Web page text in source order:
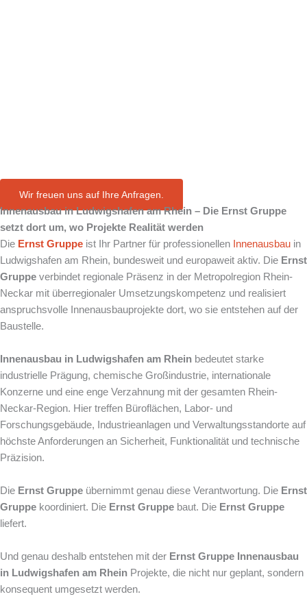
Wir freuen uns auf Ihre Anfragen.
Innenausbau inLudwigshafen am Rhein – Die Ernst Gruppe
setzt dort um, wo Projekte Realität werden
Die Ernst Gruppe ist Ihr Partner für professionellen Innenausbau in
Ludwigshafen am Rhein, bundesweit und europaweit aktiv. Die Ernst
Gruppe verbindet regionale Präsenz in der Metropolregion Rhein-
Neckar mit überregionaler Umsetzungskompetenz und realisiert
anspruchsvolle Innenausbauprojekte dort, wo sie entstehen auf der
Baustelle.
Innenausbau in Ludwigshafen am Rhein bedeutet starke
industrielle Prägung, chemische Großindustrie, internationale
Konzerne und eine enge Verzahnung mit der gesamten Rhein-
Neckar-Region. Hier treffen Büroflächen, Labor- und
Forschungsgebäude, Industrieanlagen und Verwaltungsstandorte auf
höchste Anforderungen an Sicherheit, Funktionalität und technische
Präzision.
Die Ernst Gruppe übernimmt genau diese Verantwortung. Die Ernst
Gruppe koordiniert. Die Ernst Gruppe baut. Die Ernst Gruppe
liefert.
Und genau deshalb entstehen mit der Ernst Gruppe Innenausbau
in Ludwigshafen am Rhein Projekte, die nicht nur geplant, sondern
konsequent umgesetzt werden.